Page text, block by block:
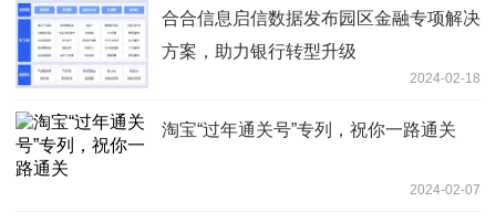
合合信息启信数据发布园区金融专项解决
方案，助力银行转型升级
2024-02-18
淘宝“过年通关号”专列，祝你一路通关
2024-02-07